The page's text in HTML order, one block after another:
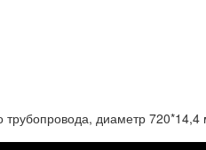
трубопровода, диаметр